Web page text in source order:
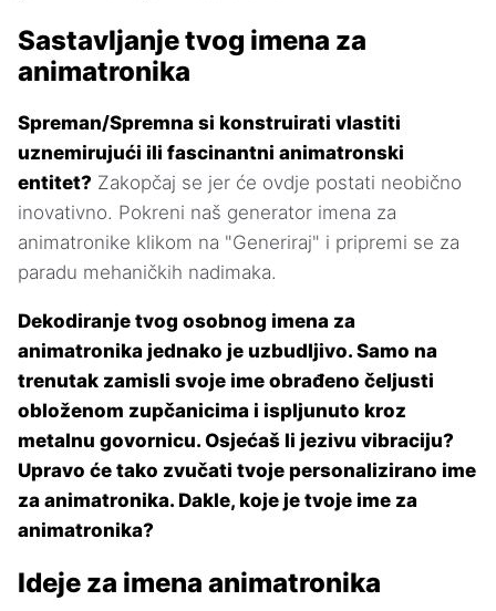
Sastavljanje tvog imena za
animatronika
Spreman/Spremna si konstruirati vlastiti
uznemirujući ili fascinantni animatronski
entitet? Zakopčaj se jer će ovdje postati neobično
inovativno. Pokreni naš generator imena za
animatronike klikom na "Generiraj" i pripremi se za
paradu mehaničkih nadimaka.
Dekodiranje tvog osobnog imena za
animatronika jednako je uzbudljivo. Samo na
trenutak zamisli svoje ime obrađeno čeljusti
obloženom zupčanicima i ispljunuto kroz
metalnu govornicu. Osjećaš li jezivu vibraciju?
Upravo će tako zvučati tvoje personalizirano ime
za animatronika. Dakle, koje je tvoje ime za
animatronika?
Ideje za imena animatronika